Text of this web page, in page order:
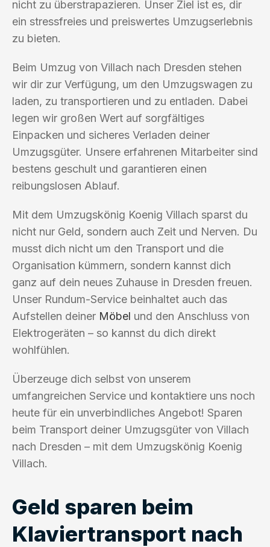
nicht zu überstrapazieren. Unser Ziel ist es, dir
ein stressfreies und preiswertes Umzugserlebnis
zu bieten.
Beim Umzug von Villach nach Dresden stehen
wir dir zur Verfügung, um den Umzugswagen zu
laden, zu transportieren und zu entladen. Dabei
legen wir großen Wert auf sorgfältiges
Einpacken und sicheres Verladen deiner
Umzugsgüter. Unsere erfahrenen Mitarbeiter sind
bestens geschult und garantieren einen
reibungslosen Ablauf.
Mit dem Umzugskönig Koenig Villach sparst du
nicht nur Geld, sondern auch Zeit und Nerven. Du
musst dich nicht um den Transport und die
Organisation kümmern, sondern kannst dich
ganz auf dein neues Zuhause in Dresden freuen.
Unser Rundum-Service beinhaltet auch das
Aufstellen deiner Möbel und den Anschluss von
Elektrogeräten – so kannst du dich direkt
wohlfühlen.
Überzeuge dich selbst von unserem
umfangreichen Service und kontaktiere uns noch
heute für ein unverbindliches Angebot! Sparen
beim Transport deiner Umzugsgüter von Villach
nach Dresden – mit dem Umzugskönig Koenig
Villach.
Geld sparen beim
Klaviertransport nach